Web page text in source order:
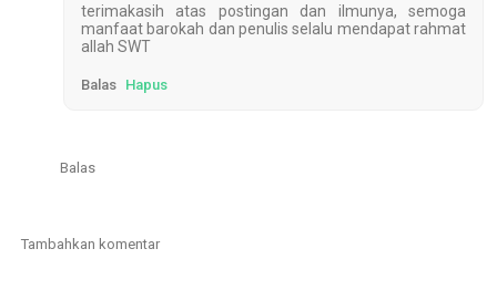
terimakasih atas postingan dan ilmunya, semoga
manfaat barokah dan penulis selalu mendapat rahmat
allah SWT
Balas Hapus
Balas
Tambahkan komentar